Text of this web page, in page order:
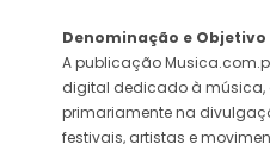
Denominação e Objetivo
A publicação
digital dedicado à música,
primariamente na
festivais, artistas e